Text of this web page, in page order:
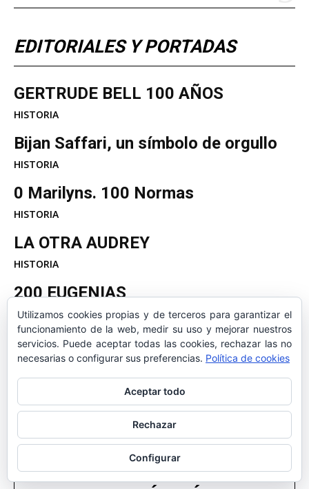
EDITORIALES Y PORTADAS
GERTRUDE BELL 100 AÑOS
HISTORIA
Bijan Saffari, un símbolo de orgullo
HISTORIA
0 Marilyns. 100 Normas
HISTORIA
LA OTRA AUDREY
HISTORIA
200 EUGENIAS
HISTORIA
MÁS GRUPOS DE COPPET
HISTORIA
Utilizamos cookies propias y de terceros para garantizar el
funcionamiento de la web, medir su uso y mejorar nuestros
servicios. Puede aceptar todas las cookies, rechazar las no
necesarias o configurar sus preferencias. Política de cookies
Aceptar todo
Rechazar
Configurar